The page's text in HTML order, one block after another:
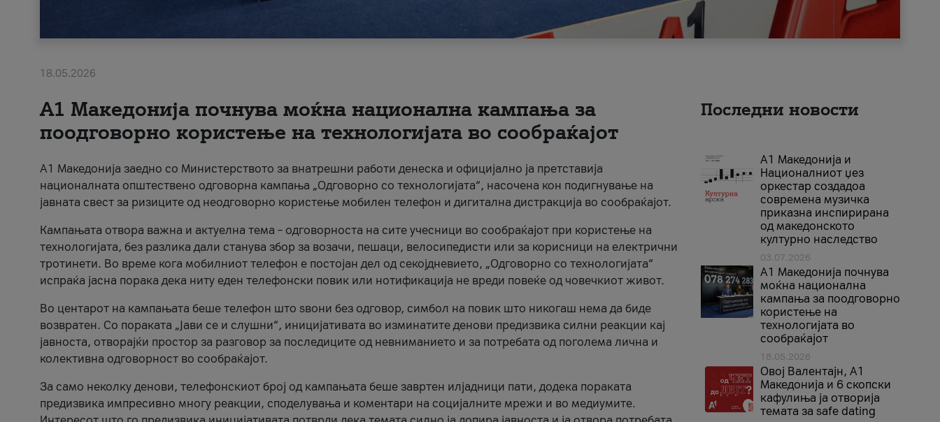
18.05.2026
A1 Македонија почнува моќна национална кампања за
поодговорно користење на технологијата во сообраќајот
A1 Македонија заедно со Министерството за внатрешни работи денеска и официјално ја претставија
националната општествено одговорна кампања „Одговорно со технологијата“, насочена кон подигнување на
јавната свест за ризиците од неодговорно користење мобилен телефон и дигитална дистракција во сообраќајот.
Кампањата отвора важна и актуелна тема – одговорноста на сите учесници во сообраќајот при користење на
технологијата, без разлика дали станува збор за возачи, пешаци, велосипедисти или за корисници на електрични
тротинети. Во време кога мобилниот телефон е постојан дел од секојдневието, „Одговорно со технологијата“
испраќа јасна порака дека ниту еден телефонски повик или нотификација не вреди повеќе од човечкиот живот.
Во центарот на кампањата беше телефон што ѕвони без одговор, симбол на повик што никогаш нема да биде
возвратен. Со пораката „Јави се и слушни“, иницијативата во изминатите денови предизвика силни реакции кај
јавноста, отворајќи простор за разговор за последиците од невниманието и за потребата од поголема лична и
колективна одговорност во сообраќајот.
За само неколку денови, телефонскиот број од кампањата беше завртен илјадници пати, додека пораката
предизвика импресивно многу реакции, споделувања и коментари на социјалните мрежи и во медиумите.
Последни новости
А1 Македонија и
Националниот џез
оркестар создадоа
современа музичка
приказна инспирирана
од македонското
културно наследство
03.07.2026
A1 Македонија почнува
моќна национална
кампања за поодговорно
користење на
технологијата во
сообраќајот
18.05.2026
Овој Валентајн, A1
Македонија и 6 скопски
кафулиња ја отворија
темата за safe dating